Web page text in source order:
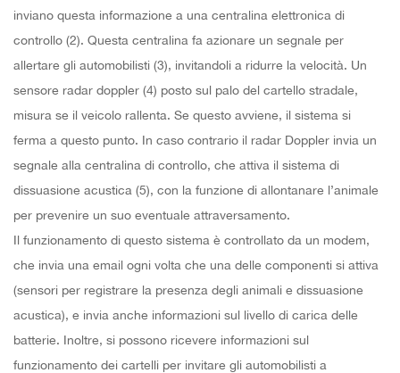
inviano questa informazione a una centralina elettronica di
controllo (2). Questa centralina fa azionare un segnale per
allertare gli automobilisti (3), invitandoli a ridurre la velocità. Un
sensore radar doppler (4) posto sul palo del cartello stradale,
misura se il veicolo rallenta. Se questo avviene, il sistema si
ferma a questo punto. In caso contrario il radar Doppler invia un
segnale alla centralina di controllo, che attiva il sistema di
dissuasione acustica (5), con la funzione di allontanare l’animale
per prevenire un suo eventuale attraversamento.
Il funzionamento di questo sistema è controllato da un modem,
che invia una email ogni volta che una delle componenti si attiva
(sensori per registrare la presenza degli animali e dissuasione
acustica), e invia anche informazioni sul livello di carica delle
batterie. Inoltre, si possono ricevere informazioni sul
funzionamento dei cartelli per invitare gli automobilisti a